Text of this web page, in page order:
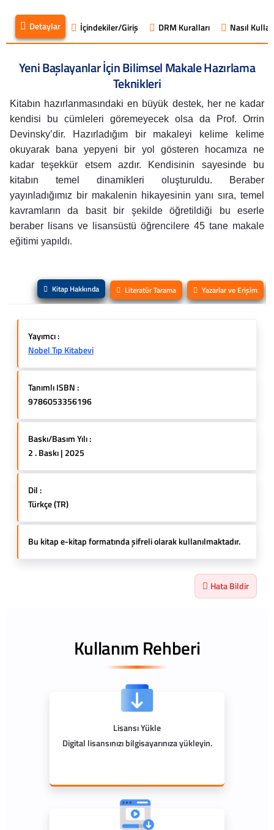
Detaylar İçindekiler/Giriş DRM Kuralları Nasıl
Yeni Başlayanlar İçin Bilimsel Makale Hazırlama
Teknikleri
Kitabın hazırlanmasındaki en büyük destek, her ne kadar
kendisi bu cümleleri göremeyecek olsa da Prof. Orrin
Devinsky’dir. Hazırladığım bir makaleyi kelime kelime
okuyarak bana yepyeni bir yol gösteren hocamıza ne
kadar teşekkür etsem azdır. Kendisinin sayesinde bu
kitabın temel dinamikleri oluşturuldu. Beraber
yayınladığımız bir makalenin hikayesinin yanı sıra, temel
kavramların da basit bir şekilde öğretildiği bu eserle
beraber lisans ve lisansüstü öğrencilere 45 tane makale
eğitimi yapıldı.
Kitap Hakkında Literatür Tarama Yazarlar ve Erişim
Yayımcı :
Nobel Tıp Kitabevi
Tanımlı ISBN :
9786053356196
Baskı/Basım Yılı :
2 . Baskı | 2025
Dil :
Türkçe (TR)
Bu kitap e-kitap formatında şifreli olarak kullanılmaktadır.
Hata Bildir
Kullanım Rehberi
Lisansı Yükle
Digital lisansınızı bilgisayarınıza yükleyin.